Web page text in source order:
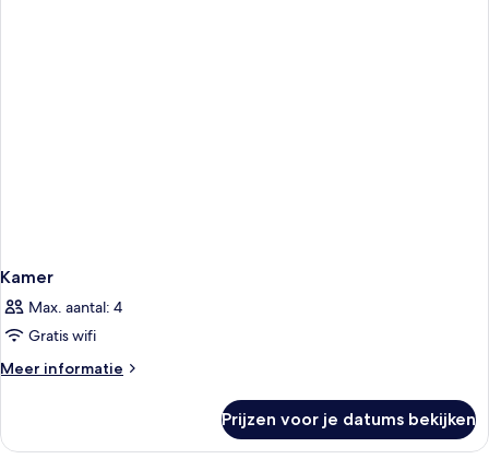
Kamer
Max. aantal: 4
Gratis wifi
Meer informatie
Meer
Prijzen voor je datums bekijken